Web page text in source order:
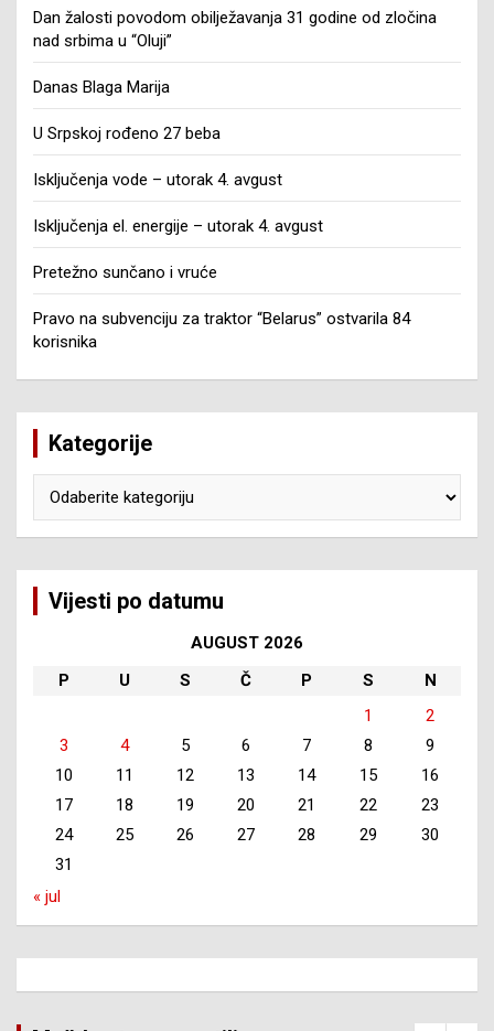
Dan žalosti povodom obilježavanja 31 godine od zločina
nad srbima u “Oluji”
Danas Blaga Marija
U Srpskoj rođeno 27 beba
Isključenja vode – utorak 4. avgust
Isključenja el. energije – utorak 4. avgust
Pretežno sunčano i vruće
Pravo na subvenciju za traktor “Belarus” ostvarila 84
korisnika
Kategorije
Vijesti po datumu
AUGUST 2026
P
U S Č P S
N
1
2
3
4 5 6 7 8
9
10
11 12 13 14 15
16
17
18 19 20 21 22
23
24
25 26 27 28 29
30
31
« jul